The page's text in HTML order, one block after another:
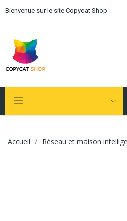
Bienvenue sur le site Copycat Shop
Accueil Réseau et maison